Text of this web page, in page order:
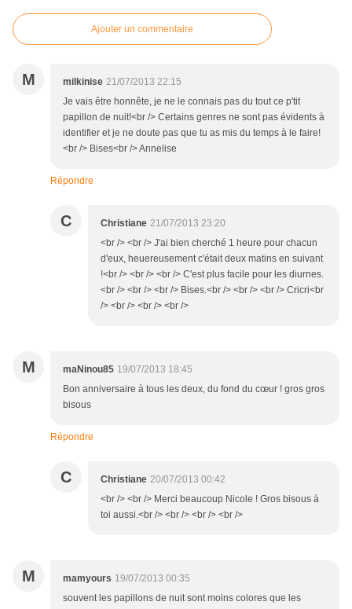
Ajouter un commentaire
M milkinise 21/07/2013 22:15
Je vais être honnête, je ne le connais pas du tout ce p'tit
papillon de nuit!<br /> Certains genres ne sont pas évidents à
identifier et je ne doute pas que tu as mis du temps à le faire!
<br /> Bises<br /> Annelise
Répondre
C Christiane 21/07/2013 23:20
<br /> <br /> J'ai bien cherché 1 heure pour chacun
d'eux, heuereusement c'était deux matins en suivant
!<br /> <br /> <br /> C'est plus facile pour les diurnes.
<br /> <br /> <br /> Bises.<br /> <br /> <br /> Cricri<br
/> <br /> <br /> <br />
M maNinou85 19/07/2013 18:45
Bon anniversaire à tous les deux, du fond du cœur ! gros gros
bisous
Répondre
C Christiane 20/07/2013 00:42
<br /> <br /> Merci beaucoup Nicole ! Gros bisous à
toi aussi.<br /> <br /> <br /> <br />
M mamyours 19/07/2013 00:35
souvent les papillons de nuit sont moins colores que les